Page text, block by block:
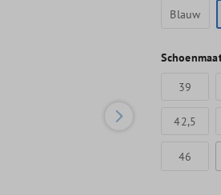
Blauw
39
42,5
46